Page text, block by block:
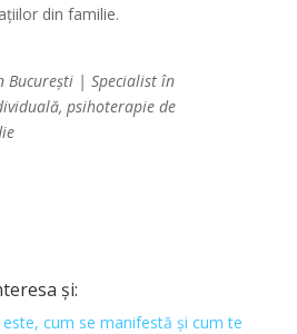
din familie.
București | Specialist în
psihoterapie de
și:
este, cum se manifestă și cum te